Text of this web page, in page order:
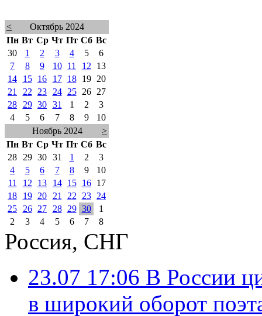
<
Октябрь 2024
Пн Вт Ср Чт Пт Сб Вс
30
1 2 3 4 5
6
7
8 9 10 11 12
13
14
15 16 17 18 19
20
21
22 23 24 25 26
27
28
29 30 31 1 2
3
4
5 6 7 8 9
10
Ноябрь 2024
>
Пн Вт Ср Чт Пт Сб Вс
28
29 30 31 1 2
3
4
5 6 7 8 9
10
11
12 13 14 15 16
17
18
19 20 21 22 23
24
25
26 27 28 29 30
1
2
3 4 5 6 7 8
Россия, СНГ
23.07 17:06 В России
в широкий оборот